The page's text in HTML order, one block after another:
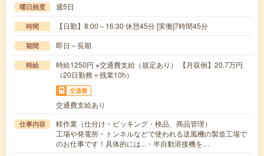
曜日頻度 週5日
時間 【日勤】8:00～16:30 休憩45分 [実働]7時間45分
期間 即日～長期
時給
時給1250円 ※交通費支給（規定あり） 【月収例】20.7万円
（20日勤務＋残業10h）
交通費
交通費支給あり
仕事内容
軽作業（仕分け・ピッキング・検品、商品管理）
工場や発電所・トンネルなどで使われる送風機の製造工場で
のお仕事です！具体的には...・半自動溶接機を…